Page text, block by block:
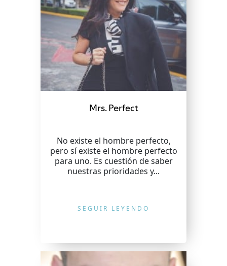
Mrs. Perfect
No existe el hombre perfecto,
pero sí existe el hombre perfecto
para uno. Es cuestión de saber
nuestras prioridades y...
SEGUIR LEYENDO